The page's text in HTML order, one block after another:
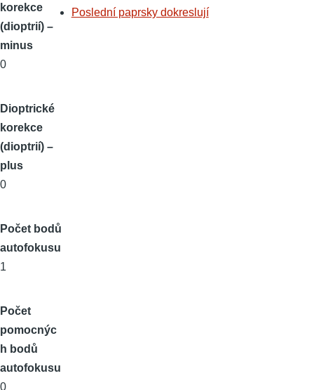
korekce
(dioptrií) –
minus
0
Dioptrické
korekce
(dioptrií) –
plus
0
Počet bodů
autofokusu
1
Počet
pomocnýc
h bodů
autofokusu
0
Poslední paprsky dokreslují